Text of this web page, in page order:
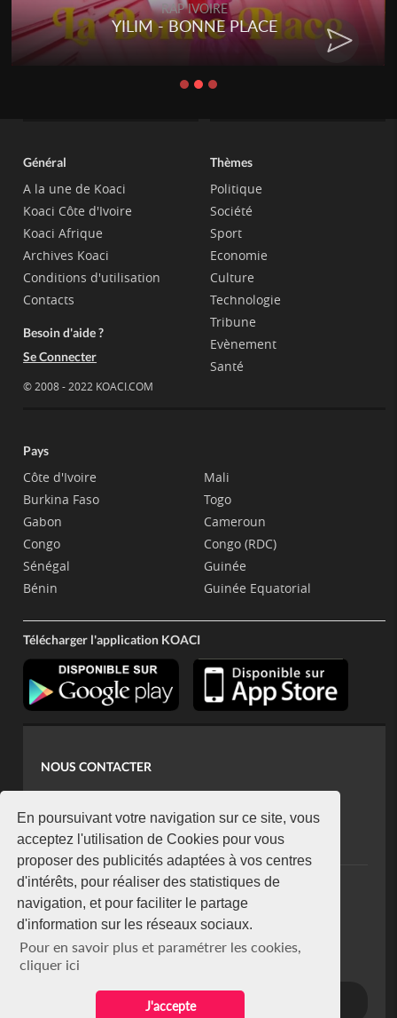
En poursuivant votre navigation sur ce site, vous
acceptez l'utilisation de Cookies pour vous
proposer des publicités adaptées à vos centres
d'intérêts, pour réaliser des statistiques de
navigation, et pour faciliter le partage
d'information sur les réseaux sociaux.
Pour en savoir plus et paramétrer les cookies,
cliquer ici
J'accepte
RAP IVOIRE
YILIM - BONNE PLACE
Général
A la une de Koaci
Koaci Côte d'Ivoire
Koaci Afrique
Archives Koaci
Conditions d'utilisation
Contacts
Besoin d'aide ?
Se Connecter
© 2008 - 2022 KOACI.COM
Thèmes
Politique
Société
Sport
Economie
Culture
Technologie
Tribune
Evènement
Santé
Pays
Côte d'Ivoire
Burkina Faso
Gabon
Congo
Sénégal
Bénin
Mali
Togo
Cameroun
Congo (RDC)
Guinée
Guinée Equatorial
Télécharger l'application KOACI
NOUS CONTACTER
koaci@yahoo.fr
+225 07 08 85 52 93
NEWSLETTER
Restez connecté via notre newsletter
S'abonner
Se désabonner